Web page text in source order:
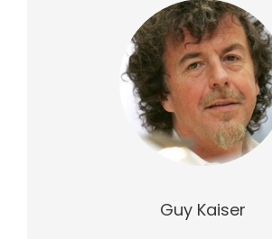
Guy Kaiser